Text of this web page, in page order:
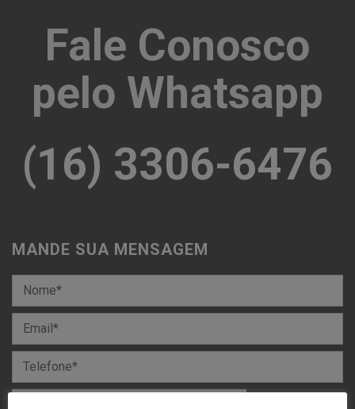
Fale Conosco
pelo Whatsapp
(16) 3306-6476
MANDE SUA MENSAGEM